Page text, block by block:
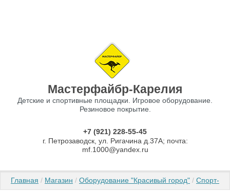
Мастерфайбр-Карелия
Детские и спортивные площадки. Игровое оборудование.
Резиновое покрытие.
+7 (921) 228-55-45
г. Петрозаводск, ул. Ригачина д.37А; почта:
mf.1000@yandex.ru
Главная / Магазин / Оборудование "Красивый город" / Спорт-